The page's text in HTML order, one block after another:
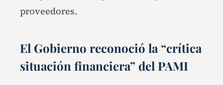
proveedores.
El Gobierno reconoció la “crítica
situación financiera” del PAMI